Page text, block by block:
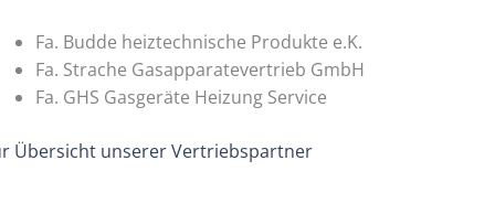
Fa. Budde heiztechnische Produkte e.K.
Fa. Strache Gasapparatevertrieb GmbH
Fa. GHS Gasgeräte Heizung Service
Übersicht unserer Vertriebspartner